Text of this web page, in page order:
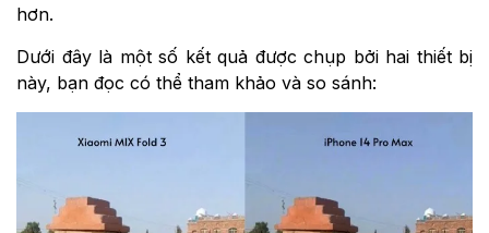
hơn.
Dưới đây là một số kết quả được chụp bởi hai thiết bị
này, bạn đọc có thể tham khảo và so sánh: